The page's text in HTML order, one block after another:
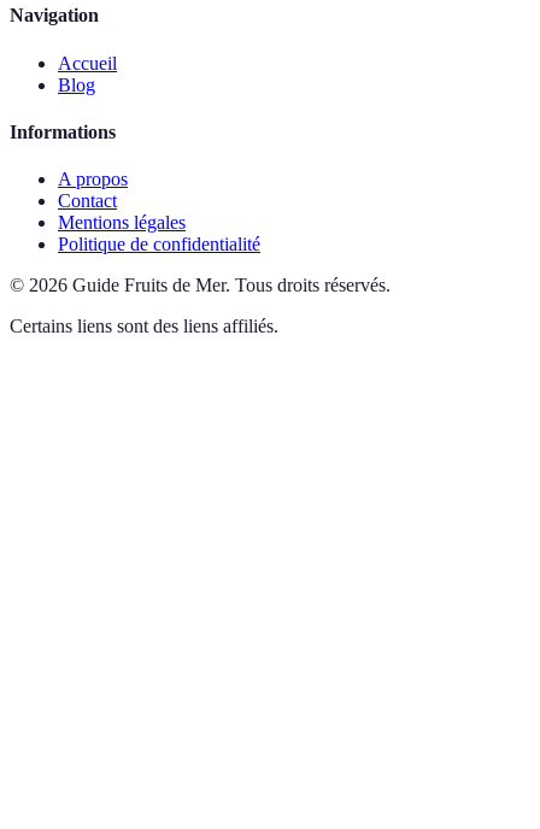
Navigation
Accueil
Blog
Informations
A propos
Contact
Mentions légales
Politique de confidentialité
© 2026 Guide Fruits de Mer. Tous droits réservés.
Certains liens sont des liens affiliés.